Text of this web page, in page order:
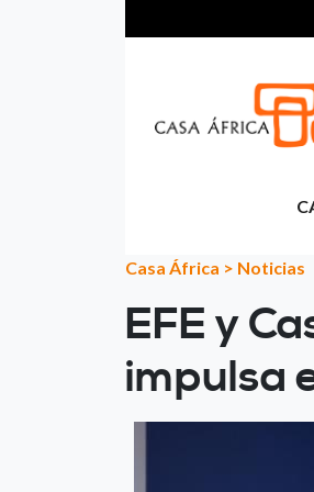
Casa África > Noticias
EFE y
impulsa